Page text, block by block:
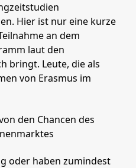
Hier ist nur eine kurze
an dem
laut den
bringt. Leute, die als
von Erasmus im
den Chancen des
oder haben zumindest